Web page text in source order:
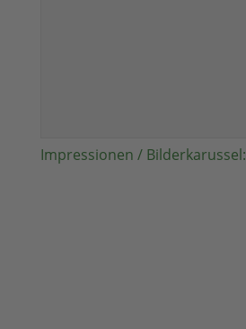
Impressionen / Bilderkarussel: